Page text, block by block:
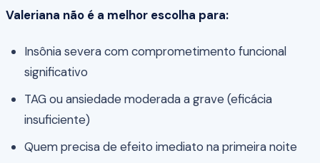
Valeriana não é a melhor escolha para:
Insônia severa com comprometimento funcional
significativo
TAG ou ansiedade moderada a grave (eficácia
insuficiente)
Quem precisa de efeito imediato na primeira noite